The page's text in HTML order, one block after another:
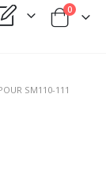
Quote Cart
0items
SM110-111